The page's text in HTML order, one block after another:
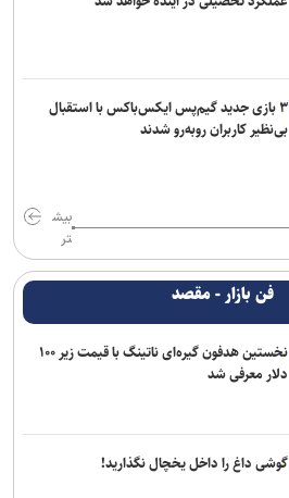
۳ بازی جدید گیم‌پس ایکس‌باکس با استقبال
بی‌نظیر کاربران روبه‌رو شدند
بیش
تر
فن بازار - مقصد
نخستین هدفون گیره‌ای ناتینگ با قیمت زیر ۱۰۰
دلار معرفی شد
گوشی داغ را داخل یخچال نگذارید!